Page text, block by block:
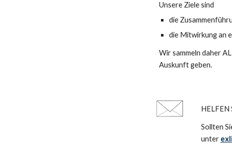
Unsere Ziele sind
die
die Mitwirkung an
Wir sammeln daher
Auskunft geben.
HELFEN
Sollten
unter